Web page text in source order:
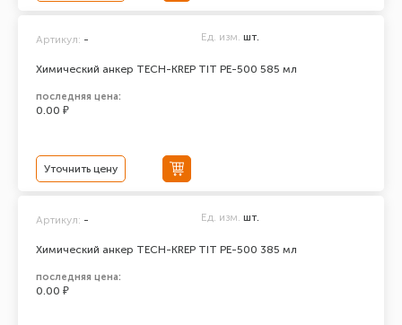
Химический анкер TECH-KREP TIT PE-500 585 мл
Артикул: - Ед. изм. шт.
последняя цена:
0.00 ₽
Уточнить цену
Химический анкер TECH-KREP TIT PE-500 385 мл
Артикул: - Ед. изм. шт.
последняя цена:
0.00 ₽